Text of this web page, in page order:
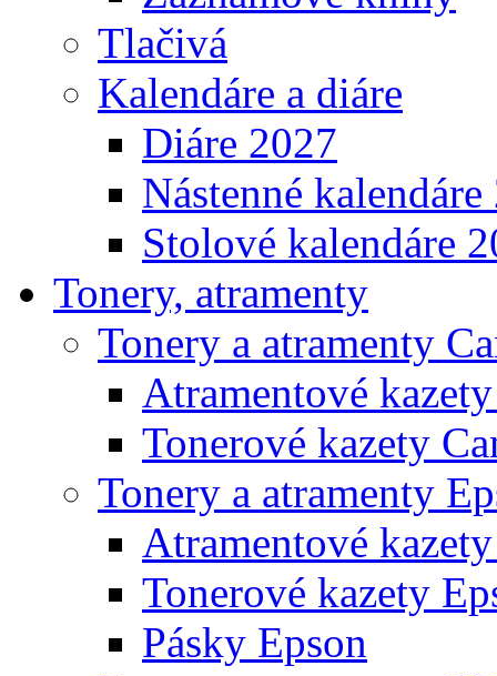
Tlačivá
Kalendáre a diáre
Diáre 2027
Nástenné
Stolové kalendáre
Tonery, atramenty
Tonery a atramenty
Atramentové
Tonerové kazety
Tonery a atramenty
Atramentové
Tonerové kazety
Pásky Epson